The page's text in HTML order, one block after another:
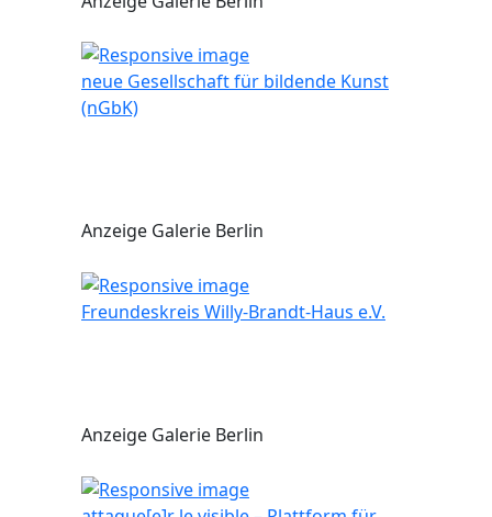
neue Gesellschaft für bildende Kunst
(nGbK)
Anzeige Galerie Berlin
Freundeskreis Willy-Brandt-Haus e.V.
Anzeige Galerie Berlin